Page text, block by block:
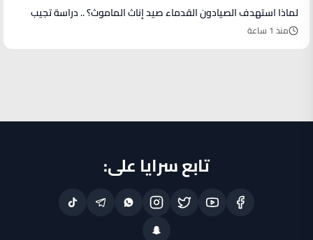
لماذا استهدف الصيادون القدماء صيد إناث الماموث؟ .. دراسة تجيب
منذ 1 ساعة
تابع سرايا على: